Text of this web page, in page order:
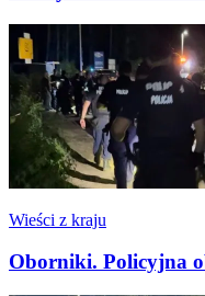
Wieści z kraju
Oborniki. Policyjna